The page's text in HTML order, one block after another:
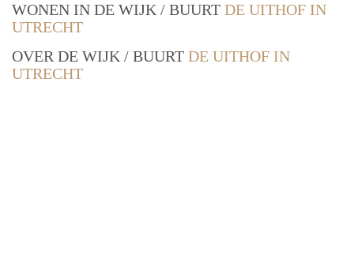
WONEN IN DE WIJK / BUURT DE UITHOF IN
UTRECHT
OVER DE WIJK / BUURT DE UITHOF IN
UTRECHT